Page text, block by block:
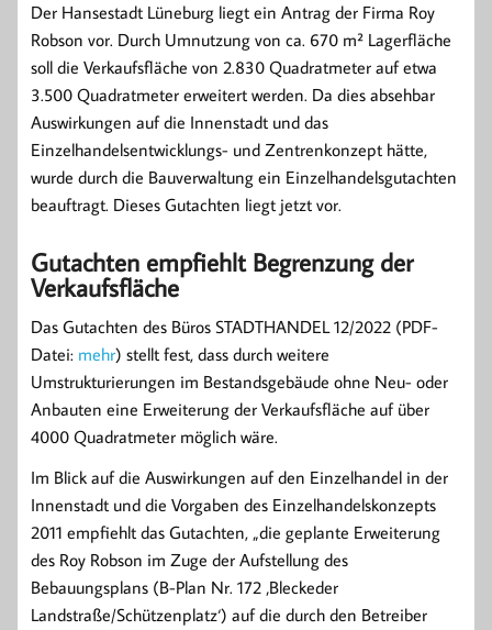
Der Hansestadt Lüneburg liegt ein Antrag der Firma Roy
Robson vor. Durch Umnutzung von ca. 670 m² Lagerfläche
soll die Verkaufsfläche von 2.830 Quadratmeter auf etwa
3.500 Quadratmeter erweitert werden. Da dies absehbar
Auswirkungen auf die Innenstadt und das
Einzelhandelsentwicklungs- und Zentrenkonzept hätte,
wurde durch die Bauverwaltung ein Einzelhandelsgutachten
beauftragt. Dieses Gutachten liegt jetzt vor.
Gutachten empfiehlt Begrenzung der
Verkaufsfläche
Das Gutachten des Büros STADTHANDEL 12/2022 (PDF-
Datei: mehr) stellt fest, dass durch weitere
Umstrukturierungen im Bestandsgebäude ohne Neu- oder
Anbauten eine Erweiterung der Verkaufsfläche auf über
4000 Quadratmeter möglich wäre.
Im Blick auf die Auswirkungen auf den Einzelhandel in der
Innenstadt und die Vorgaben des Einzelhandelskonzepts
2011 empfiehlt das Gutachten, „die geplante Erweiterung
des Roy Robson im Zuge der Aufstellung des
Bebauungsplans (B-Plan Nr. 172 ‚Bleckeder
Landstraße/Schützenplatz‘) auf die durch den Betreiber